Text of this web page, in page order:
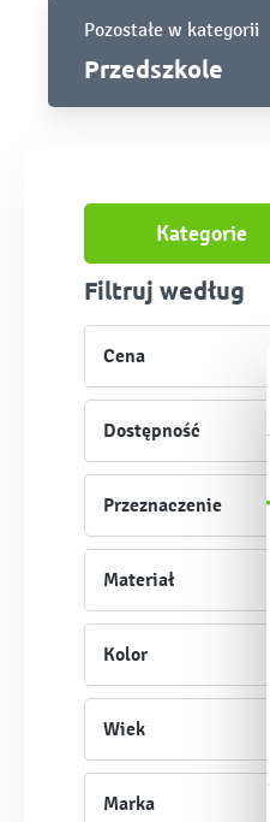
Pozostałe w kategorii
Przedszkole
Kategorie
Filtruj według
Cena
Dostępność
Przeznaczenie
Materiał
Kolor
Wiek
Marka